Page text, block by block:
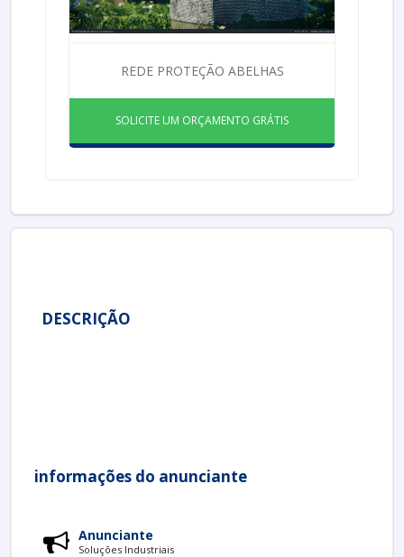
REDE PROTEÇÃO ABELHAS
SOLICITE UM ORÇAMENTO GRÁTIS
DESCRIÇÃO
informações do anunciante
Anunciante
Soluções Industriais